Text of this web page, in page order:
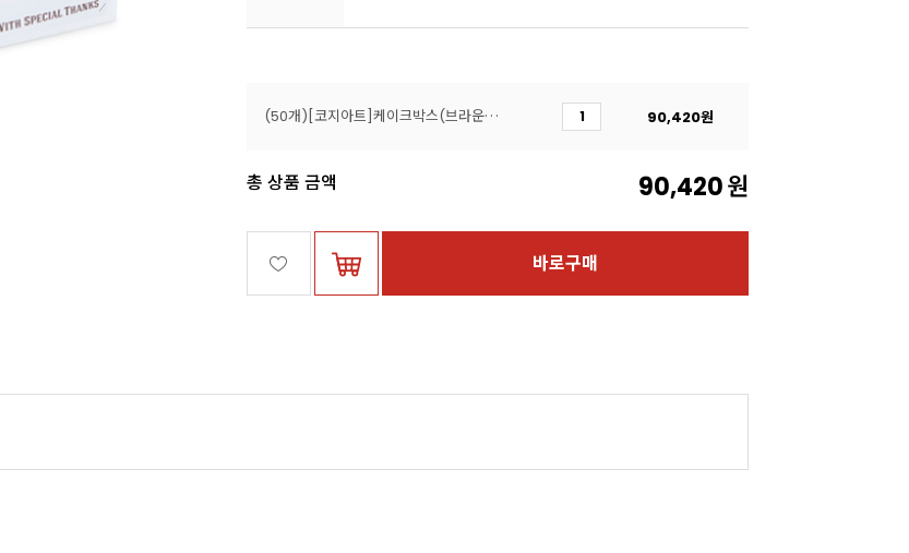
(50개)[코지아트]케이크박스(브라운리프2호/받침포함) 90,420원
총 상품 금액 90,420원
바로구매